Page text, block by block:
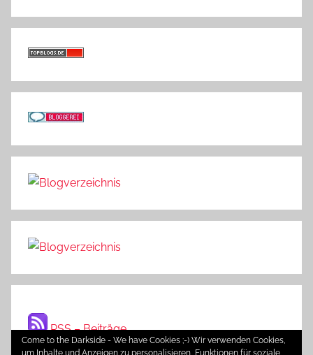
RSS – Beiträge
Come to the Darkside - We have Cookies ;-) Wir verwenden Cookies,
um Inhalte und Anzeigen zu personalisieren, Funktionen für soziale